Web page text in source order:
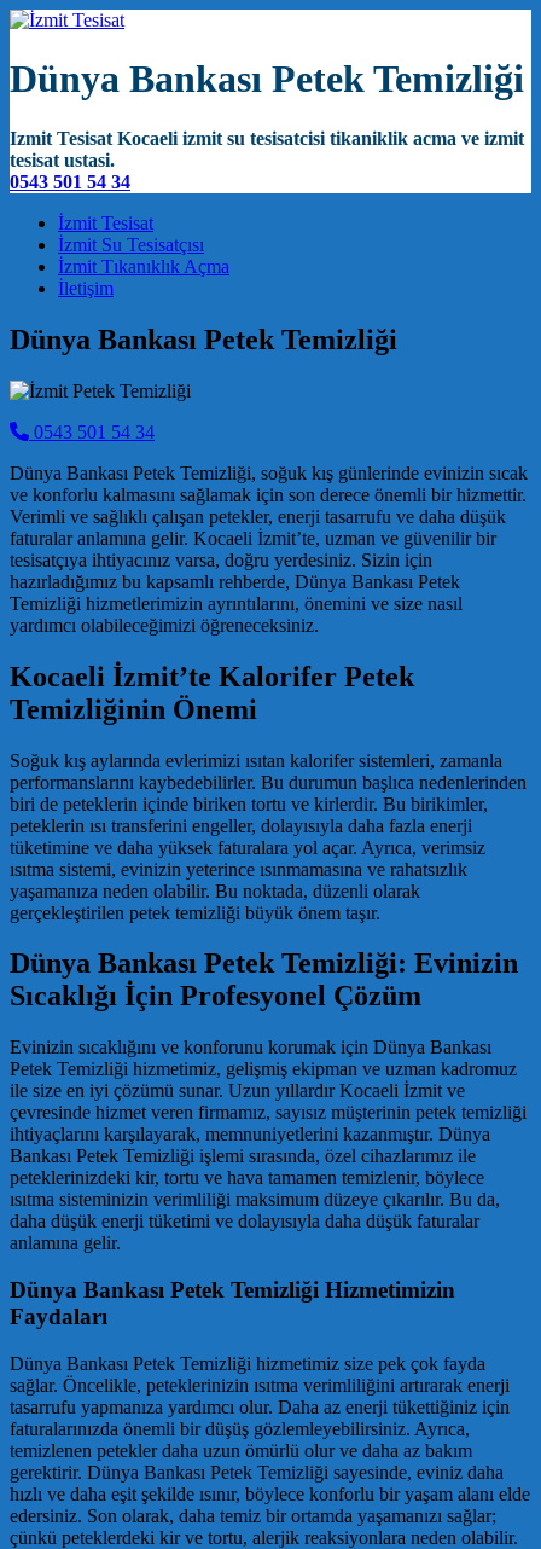
Dünya Bankası Petek Temizliği
Izmit Tesisat Kocaeli izmit su tesisatcisi tikaniklik acma ve izmit
tesisat ustasi.
0543 501 54 34
Main Navigation
İzmit Tesisat
İzmit Su Tesisatçısı
İzmit Tıkanıklık Açma
İletişim
Dünya Bankası Petek Temizliği
0543 501 54 34
Dünya Bankası Petek Temizliği, soğuk kış günlerinde evinizin sıcak
ve konforlu kalmasını sağlamak için son derece önemli bir hizmettir.
Verimli ve sağlıklı çalışan petekler, enerji tasarrufu ve daha düşük
faturalar anlamına gelir. Kocaeli İzmit’te, uzman ve güvenilir bir
tesisatçıya ihtiyacınız varsa, doğru yerdesiniz. Sizin için
hazırladığımız bu kapsamlı rehberde, Dünya Bankası Petek
Temizliği hizmetlerimizin ayrıntılarını, önemini ve size nasıl
yardımcı olabileceğimizi öğreneceksiniz.
Kocaeli İzmit’te Kalorifer Petek
Temizliğinin Önemi
Soğuk kış aylarında evlerimizi ısıtan kalorifer sistemleri, zamanla
performanslarını kaybedebilirler. Bu durumun başlıca nedenlerinden
biri de peteklerin içinde biriken tortu ve kirlerdir. Bu birikimler,
peteklerin ısı transferini engeller, dolayısıyla daha fazla enerji
tüketimine ve daha yüksek faturalara yol açar. Ayrıca, verimsiz
ısıtma sistemi, evinizin yeterince ısınmamasına ve rahatsızlık
yaşamanıza neden olabilir. Bu noktada, düzenli olarak
gerçekleştirilen petek temizliği büyük önem taşır.
Dünya Bankası Petek Temizliği: Evinizin
Sıcaklığı İçin Profesyonel Çözüm
Evinizin sıcaklığını ve konforunu korumak için Dünya Bankası
Petek Temizliği hizmetimiz, gelişmiş ekipman ve uzman kadromuz
ile size en iyi çözümü sunar. Uzun yıllardır Kocaeli İzmit ve
çevresinde hizmet veren firmamız, sayısız müşterinin petek temizliği
ihtiyaçlarını karşılayarak, memnuniyetlerini kazanmıştır. Dünya
Bankası Petek Temizliği işlemi sırasında, özel cihazlarımız ile
peteklerinizdeki kir, tortu ve hava tamamen temizlenir, böylece
ısıtma sisteminizin verimliliği maksimum düzeye çıkarılır. Bu da,
daha düşük enerji tüketimi ve dolayısıyla daha düşük faturalar
anlamına gelir.
Dünya Bankası Petek Temizliği Hizmetimizin
Faydaları
Dünya Bankası Petek Temizliği hizmetimiz size pek çok fayda
sağlar. Öncelikle, peteklerinizin ısıtma verimliliğini artırarak enerji
tasarrufu yapmanıza yardımcı olur. Daha az enerji tükettiğiniz için
faturalarınızda önemli bir düşüş gözlemleyebilirsiniz. Ayrıca,
temizlenen petekler daha uzun ömürlü olur ve daha az bakım
gerektirir. Dünya Bankası Petek Temizliği sayesinde, eviniz daha
hızlı ve daha eşit şekilde ısınır, böylece konforlu bir yaşam alanı elde
edersiniz. Son olarak, daha temiz bir ortamda yaşamanızı sağlar;
çünkü peteklerdeki kir ve tortu, alerjik reaksiyonlara neden olabilir.